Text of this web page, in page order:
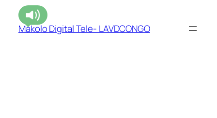
Makolo Digital Tele- LAVDCONGO